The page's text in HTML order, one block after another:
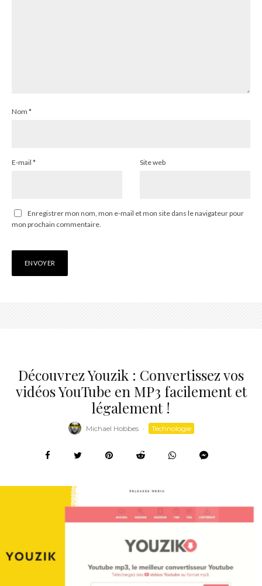
Nom *
E-mail * Site web
Enregistrer mon nom, mon e-mail et mon site dans le navigateur pour
mon prochain commentaire.
Découvrez Youzik : Convertissez vos
vidéos YouTube en MP3 facilement et
légalement !
Michael Hobbes · Technologie